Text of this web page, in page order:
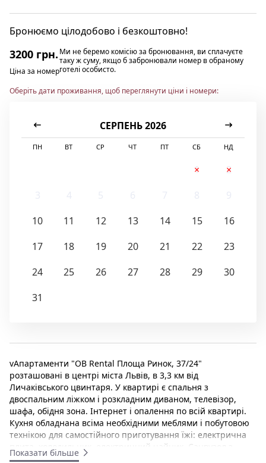
Бронюємо цілодобово і безкоштовно!
3200 грн.
Ціна за номер
Ми не беремо комісію за бронювання, ви сплачуєте
таку ж суму, якщо б забронювали номер в обраному
готелі особисто.
Оберіть дати проживання, щоб переглянути ціни і номери:
СЕРПЕНЬ 2026
ПН ВТ СР ЧТ ПТ СБ НД
1
2
10
11 12 13 14 15
16
17
18 19 20 21 22
23
24
25 26 27 28 29
30
31
vАпартаменти "OB Rental Площа Ринок, 37/24"
розташовані в центрі міста Львів, в 3,3 км від
Личаківського цвинтаря. У квартирі є спальня з
двоспальним ліжком і розкладним диваном, телевізор,
шафа, обідня зона. Інтернет і опалення по всій квартирі.
Кухня обладнана всіма необхідними меблями і побутовою
технікою для самостійного приготування їжі: електрична
плита, холодильник, електричний чайник. Санвузол з
душовою кабіною, туалетом, пральної машиною. Подача
Показати більше